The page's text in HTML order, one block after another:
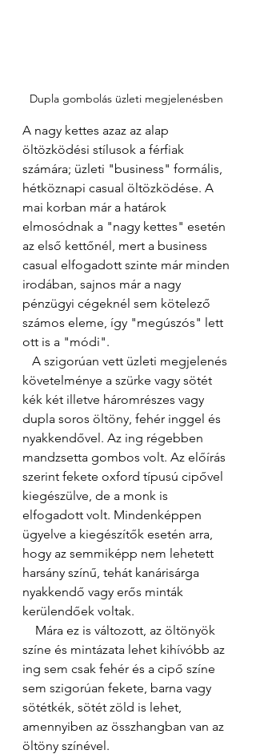
Dupla gombolás üzleti megjelenésben
A nagy kettes azaz az alap
öltözködési stílusok a férfiak
számára; üzleti "business" formális,
hétköznapi casual öltözködése. A
mai korban már a határok
elmosódnak a "nagy kettes" esetén
az első kettőnél, mert a business
casual elfogadott szinte már minden
irodában, sajnos már a nagy
pénzügyi cégeknél sem kötelező
számos eleme, így "megúszós" lett
ott is a "módi".
követelménye a szürke vagy sötét
kék két illetve háromrészes vagy
dupla soros öltöny, fehér inggel és
nyakkendővel. Az ing régebben
mandzsetta gombos volt. Az előírás
szerint fekete oxford típusú cipővel
kiegészülve, de a monk is
elfogadott volt. Mindenképpen
ügyelve a kiegészítők esetén arra,
hogy az semmiképp nem lehetett
harsány színű, tehát kanárisárga
nyakkendő vagy erős minták
kerülendőek voltak.
színe és mintázata lehet kihívóbb az
ing sem csak fehér és a cipő színe
sem szigorúan fekete, barna vagy
sötétkék, sötét zöld is lehet,
amennyiben az összhangban van az
öltöny színével.